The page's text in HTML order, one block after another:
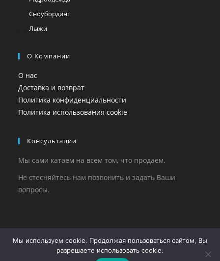
Сноубординг
Лыжи
О Компании
О нас
Доставка и возврат
Политика конфиденциальности
Политика использования cookie
Консультации
Мы сами катаем на всем том, что продаем.
Не стесняйтесь нам позвонить и задать Ваши
вопросы.
Copyright 2023-2026 - WE-RIDE.RU
Информация, опубликованная на этом сайте не является
публичной офертой,
Мы используем cookie. Продолжая пользоваться сайтом, Вы
разрешаете использовать cookie.